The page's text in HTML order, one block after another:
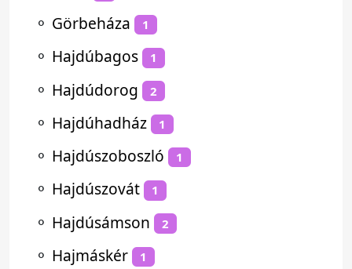
⚬ Görbeháza 1
⚬ Hajdúbagos 1
⚬ Hajdúdorog 2
⚬ Hajdúhadház 1
⚬ Hajdúszoboszló 1
⚬ Hajdúszovát 1
⚬ Hajdúsámson 2
⚬ Hajmáskér 1